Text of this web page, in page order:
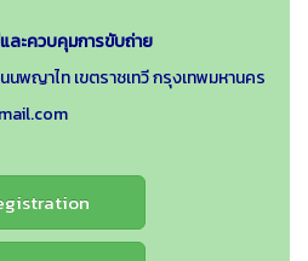
ะควบคุมการขับถ่าย
นพญาไท เขตราชเทวี กรุงเทพมหานคร